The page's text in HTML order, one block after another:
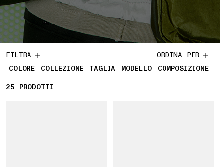
FILTRA
COLORE
COLLEZIONE TAGLIA MODELLO COMPOSIZIONE
ORDINA PER
25 25 PRODOTTI
PRODOTTI